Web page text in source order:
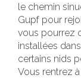
le chemin
Gupf pour
vous pourrez
installées
certains nids
Vous rentrez